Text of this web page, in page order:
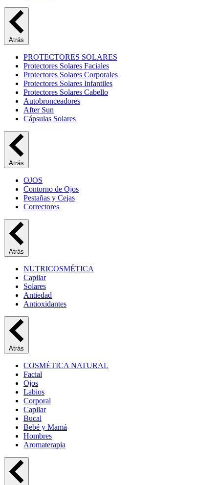
Atrás
PROTECTORES SOLARES
Protectores Solares Faciales
Protectores Solares Corporales
Protectores Solares Infantiles
Protectores Solares Cabello
Autobronceadores
After Sun
Cápsulas Solares
Atrás
OJOS
Contorno de Ojos
Pestañas y Cejas
Correctores
Atrás
NUTRICOSMÉTICA
Capilar
Solares
Antiedad
Antioxidantes
Atrás
COSMÉTICA NATURAL
Facial
Ojos
Labios
Corporal
Capilar
Bucal
Bebé y Mamá
Hombres
Aromaterapia